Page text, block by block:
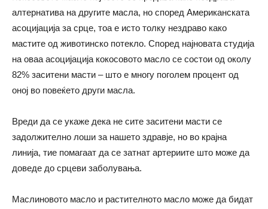
алтернатива на другите масла, но според Американската
асоцијација за срце, тоа е исто толку нездраво како
мастите од животинско потекло. Според најновата студија
на оваа асоцијација кокосовото масло се состои од околу
82% заситени масти – што е многу поголем процент од
оној во повеќето други масла.
Вреди да се укаже дека не сите заситени масти се
задолжително лоши за нашето здравје, но во крајна
линија, тие помагаат да се затнат артериите што може да
доведе до срцеви заболувања.
Маслиновото масло и растителното масло може да бидат